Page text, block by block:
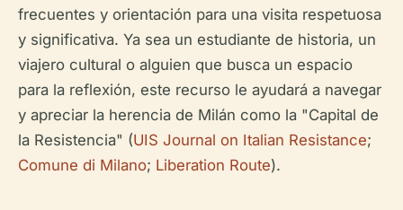
frecuentes y orientación para una visita respetuosa
y significativa. Ya sea un estudiante de historia, un
viajero cultural o alguien que busca un espacio
para la reflexión, este recurso le ayudará a navegar
y apreciar la herencia de Milán como la "Capital de
la Resistencia" (UIS Journal on Italian Resistance;
Comune di Milano; Liberation Route).